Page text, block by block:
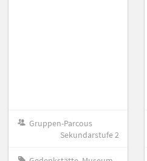
Gruppen-Parcous
Sekundarstufe 2